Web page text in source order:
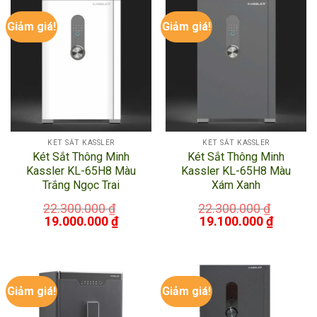
có xuất xứ CHLB Đức ngay hôm nay để bảo vệ những
gì quý giá nhất của bạn!
Giảm giá!
KÉT SẮT KASSLER
Két Sắt Thông Minh
Kassler KL-65H8 Màu
Trắng Ngọc Trai
22.300.000₫
19.000.000₫
Giảm giá!
KÉT SẮT KASSLER
Két Sắt Thông Minh
Kassler KL-65H8 Màu
Xám Xanh
22.300.000₫
19.100.000₫
Giảm giá! Giảm giá!